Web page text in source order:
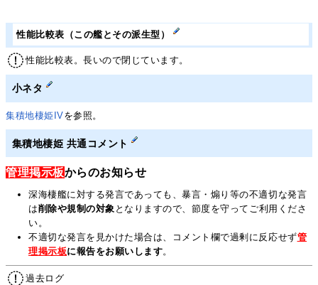
性能比較表（この艦とその派生型）
性能比較表。長いので閉じています。
小ネタ
集積地棲姫IVを参照。
集積地棲姫 共通コメント
管理掲示板からのお知らせ
深海棲艦に対する発言であっても、暴言・煽り等の不適切な発言
は削除や規制の対象 となりますので、節度を守ってご利用くださ
い。
不適切な発言を見かけた場合は、コメント欄で過剰に反応せず管
理掲示板に報告をお願いします。
過去ログ